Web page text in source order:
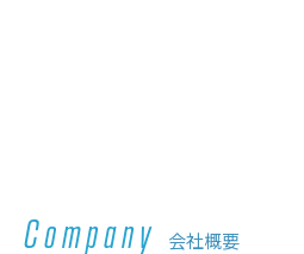
Company 会社概要